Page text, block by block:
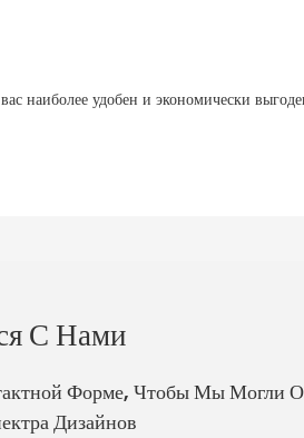
наиболее удобен и экономически
С Нами
Форме, Чтобы Мы Могли
Дизайнов